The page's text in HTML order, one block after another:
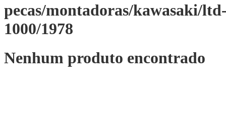
pecas/montadoras/kawasaki/
1000/1978
Nenhum produto encontrado